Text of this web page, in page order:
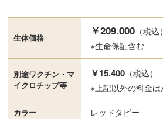
生体価格
￥209.000 （税込）
※生命保証含む
別途ワクチン・ マ
イクロチップ等
￥15.400 （税込）
※上記以外の料金は
カラー レッドタビー